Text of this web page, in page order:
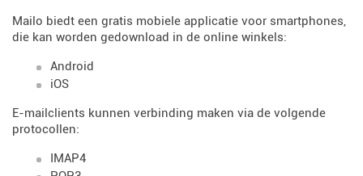
Mailo biedt een gratis mobiele applicatie voor smartphones,
die kan worden gedownload in de online winkels:
Android
iOS
E-mailclients kunnen verbinding maken via de volgende
protocollen:
IMAP4